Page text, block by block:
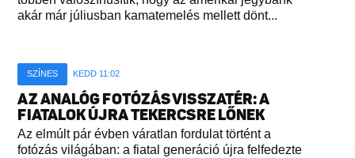
akár már júliusban kamatemelés mellett dönt...
SZÍNES KEDD 11:02
AZ ANALÓG FOTÓZÁS VISSZATÉR: A
FIATALOK ÚJRA TEKERCSRE LŐNEK
Az elmúlt pár évben váratlan fordulat történt a
fotózás világában: a fiatal generáció újra felfedezte